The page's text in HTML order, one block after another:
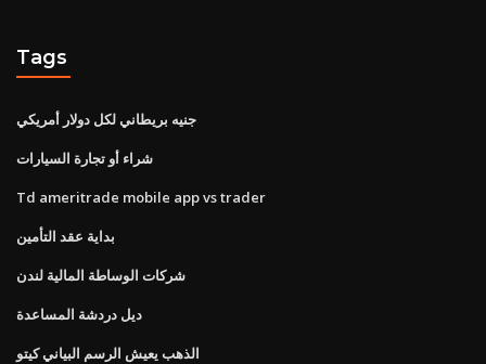
Tags
جنيه بريطاني لكل دولار أمريكي
شراء أو تجارة السيارات
Td ameritrade mobile app vs trader
بداية عقد التأمين
شركات الوساطة المالية لندن
ديل دردشة المساعدة
الذهب يعيش الرسم البياني كيتو